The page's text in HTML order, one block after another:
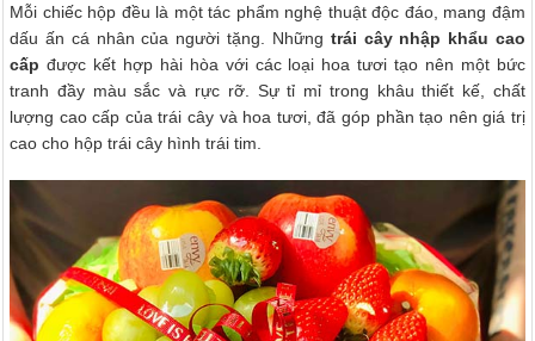
Mỗi chiếc hộp đều là một tác phẩm nghệ thuật độc đáo, mang đậm
dấu ấn cá nhân của người tặng. Những trái cây nhập khẩu cao
cấp được kết hợp hài hòa với các loại hoa tươi tạo nên một bức
tranh đầy màu sắc và rực rỡ. Sự tỉ mỉ trong khâu thiết kế, chất
lượng cao cấp của trái cây và hoa tươi, đã góp phần tạo nên giá trị
cao cho hộp trái cây hình trái tim.